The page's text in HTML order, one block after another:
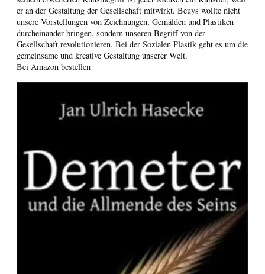
er an der Gestaltung der Gesellschaft mitwirkt. Beuys wollte nicht
unsere Vorstellungen von Zeichnungen, Gemälden und Plastiken
durcheinander bringen, sondern unseren Begriff von der
Gesellschaft revolutionieren. Bei der Sozialen Plastik geht es um die
gemeinsame und kreative Gestaltung unserer Welt.
Bei Amazon bestellen